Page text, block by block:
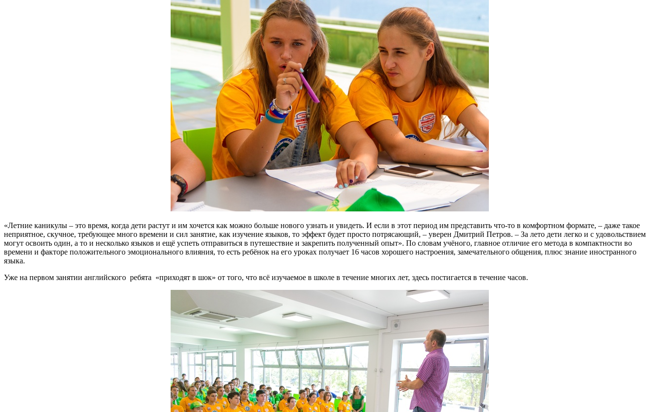
«Летние каникулы – это время, когда дети растут и им хочется как можно больше нового узнать и увидеть. И если в этот период им представить что-то в комфортном формате, – даже такое
неприятное, скучное, требующее много времени и сил занятие, как изучение языков, то эффект будет просто потрясающий, – уверен Дмитрий Петров. – За лето дети легко и с удовольствием
могут освоить один, а то и несколько языков и ещё успеть отправиться в путешествие и закрепить полученный опыт». По словам учёного, главное отличие его метода в компактности во
времени и факторе положительного эмоционального влияния, то есть ребёнок на его уроках получает 16 часов хорошего настроения, замечательного общения, плюс знание иностранного
языка.
Уже на первом занятии английского ребята «приходят в шок» от того, что всё изучаемое в школе в течение многих лет, здесь постигается в течение часов.